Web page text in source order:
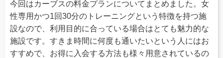
今回はカーブスの料金プランについてまとめました。女
性専用かつ1回30分のトレーニングという特徴を持つ施
設なので、利用目的に合っている場合はとても魅力的な
施設です。すきま時間に何度も通いたいという人にはお
すすめで、お得に入会する方法も様々用意されているの